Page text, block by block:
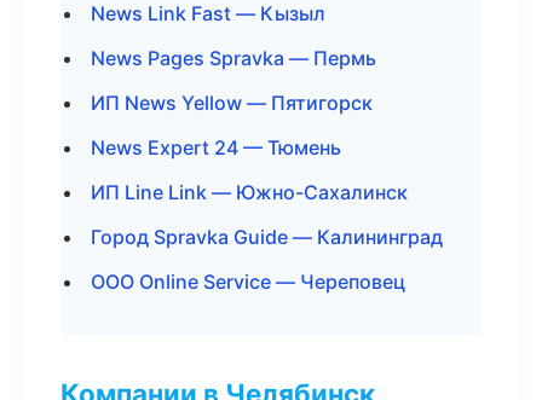
News Link Fast — Кызыл
News Pages Spravka — Пермь
ИП News Yellow — Пятигорск
News Expert 24 — Тюмень
ИП Line Link — Южно-Сахалинск
Город Spravka Guide — Калининград
ООО Online Service — Череповец
Компании в Челябинск